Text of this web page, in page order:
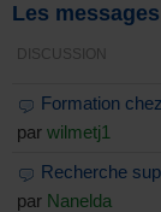
Les
DISCUSSION
Formation
par wilmetj1
Recherche
par Nanelda